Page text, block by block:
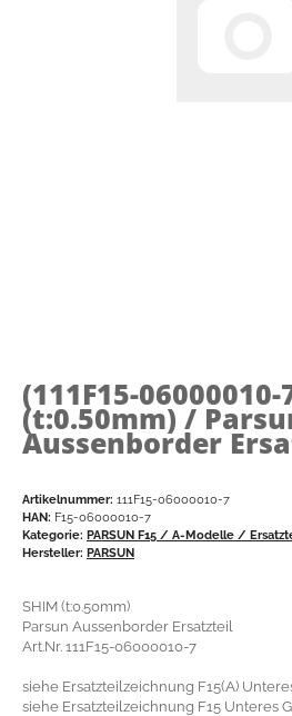
(111F15-06000010-
(t:0.50mm) /
Aussenborder
Artikelnummer: 111F15-06000010-7
HAN: F15-06000010-7
Kategorie: PARSUN F15 / A-Modelle /
Hersteller: PARSUN
SHIM (t:0.50mm)
Parsun Aussenborder Ersatzteil
Art.Nr. 111F15-06000010-7
siehe Ersatzteilzeichnung F15(A)
siehe Ersatzteilzeichnung F15 Unteres